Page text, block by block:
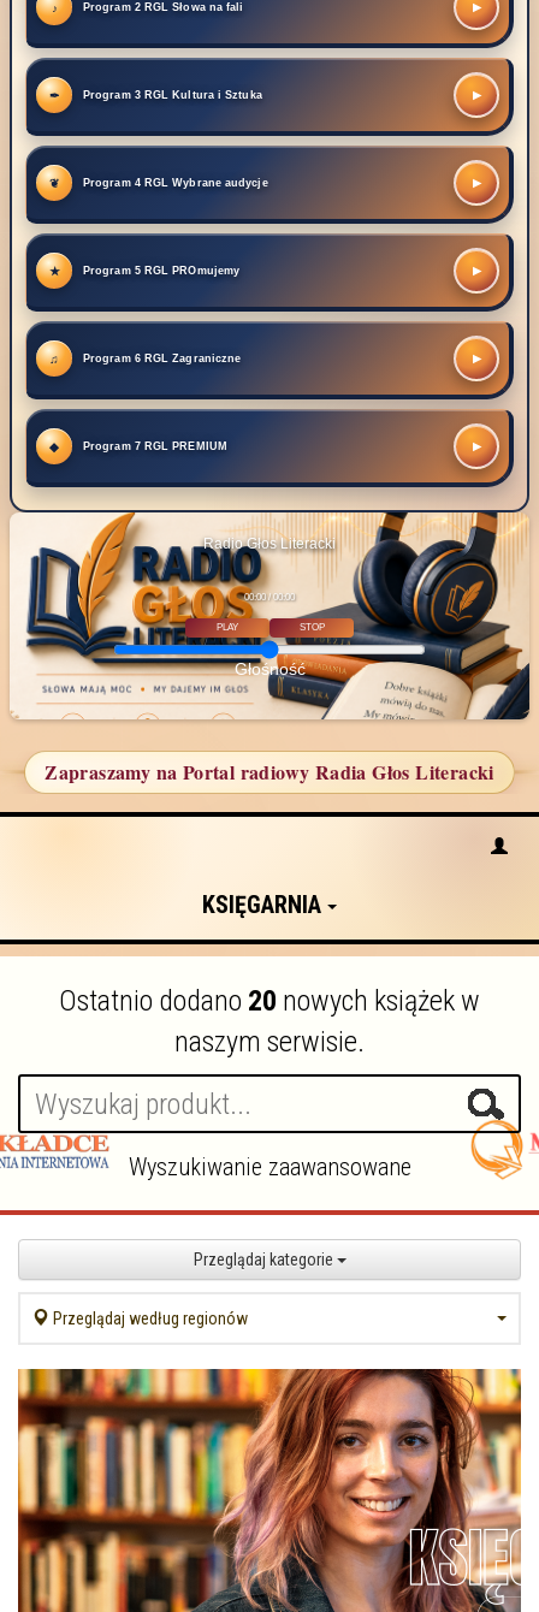
Program 2 RGL Słowa na fali ▶
Program 3 RGL Kultura i Sztuka ▶
Program 4 RGL Wybrane audycje ▶
Program 5 RGL PROmujemy ▶
Program 6 RGL Zagraniczne ▶
Program 7 RGL PREMIUM ▶
Radio Głos Literacki
00:00 / 00:00
PLAY STOP
Głośność
Zapraszamy na Portal radiowy Radia Głos Literacki
KSIĘGARNIA
Ostatnio dodano 20 nowych książek w
naszym serwisie.
Wyszukiwanie zaawansowane
Przeglądaj kategorie
Przeglądaj według regionów